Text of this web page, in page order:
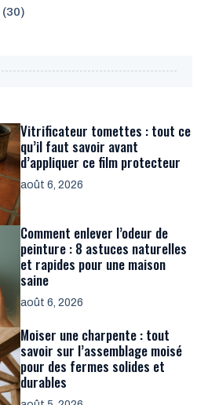
(30)
Vitrificateur tomettes : tout ce
qu’il faut savoir avant
d’appliquer ce film protecteur
août 6, 2026
Comment enlever l’odeur de
peinture : 8 astuces naturelles
et rapides pour une maison
saine
août 6, 2026
Moiser une charpente : tout
savoir sur l’assemblage moisé
pour des fermes solides et
durables